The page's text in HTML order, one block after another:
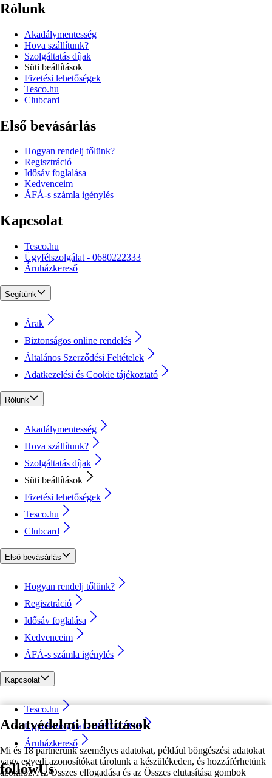
Adatvédelmi beállítások
Mi és 18 partnerünk személyes adatokat, például böngészési adatokat
vagy egyedi azonosítókat tárolunk a készülékeden, és hozzáférhetünk
azokhoz. Az Összes elfogadása és az Összes elutasítása gombok
Rólunk
Akadálymentesség
Hova szállítunk?
Szolgáltatás díjak
Süti beállítások
Fizetési lehetőségek
Tesco.hu
Clubcard
Első bevásárlás
Hogyan rendelj tőlünk?
Regisztráció
Idősáv foglalása
Kedvenceim
ÁFÁ-s számla igénylés
Kapcsolat
Tesco.hu
Ügyfélszolgálat - 0680222333
Áruházkereső
Segítünk
Árak
Biztonságos online rendelés
Általános Szerződési Feltételek
Adatkezelési és Cookie tájékoztató
Rólunk
Akadálymentesség
Hova szállítunk?
Szolgáltatás díjak
Süti beállítások
Fizetési lehetőségek
Tesco.hu
Clubcard
Első bevásárlás
Hogyan rendelj tőlünk?
Regisztráció
Idősáv foglalása
Kedvenceim
ÁFÁ-s számla igénylés
Kapcsolat
Tesco.hu
Ügyfélszolgálat - 0680222333
Áruházkereső
followUs